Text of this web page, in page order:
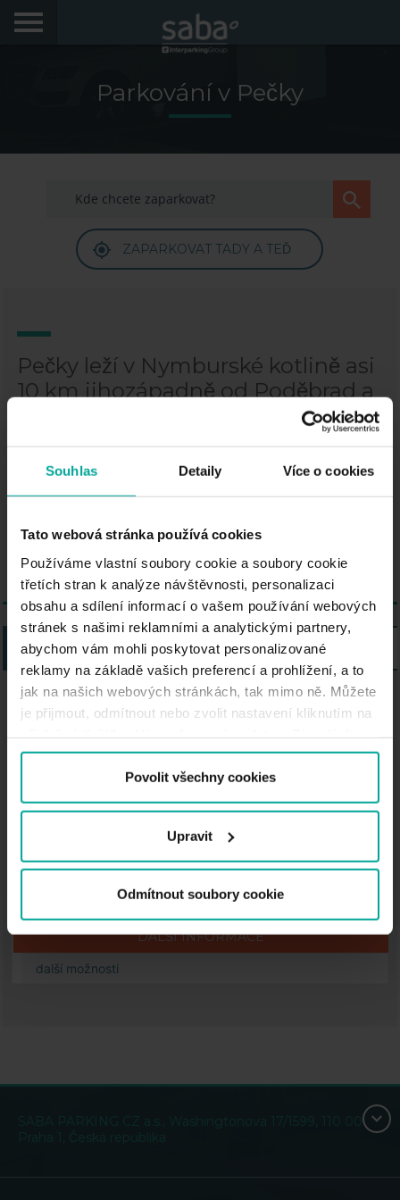
Souhlas Detaily Více o cookies
Tato webová stránka používá cookies
Používáme vlastní soubory cookie a soubory cookie
třetích stran k analýze návštěvnosti, personalizaci
obsahu a sdílení informací o vašem používání webových
stránek s našimi reklamními a analytickými partnery,
abychom vám mohli poskytovat personalizované
reklamy na základě vašich preferencí a prohlížení, a to
jak na našich webových stránkách, tak mimo ně. Můžete
je přijmout, odmítnout nebo zvolit nastavení kliknutím na
používání souborů cookie.
Povolit všechny cookies
Upravit
Odmítnout soubory cookie
Dobrý den! Rádi bychom vás opet videli. Prihlaste se,
FAQs
Parkování v Pečky
ZAPARKOVAT TADY A TEĎ
Pečky leží v Nymburské kotlině asi
10 km jihozápadně od Poděbrad a
kolínského okresu kolínského
okresu. Součástí města Pečky je i
vesnice Velké Chvalovice, ve které
Nepomuckého a zbytky tvrze.
SEZNAM MAPA
Parking Saba Penny Market - J. A.
Komenského, Pečky
J. A. Komenského, 289 11 Pečky
30,00Kč
za každou započatou hodinu
DALŠÍ INFORMACE
další možnosti